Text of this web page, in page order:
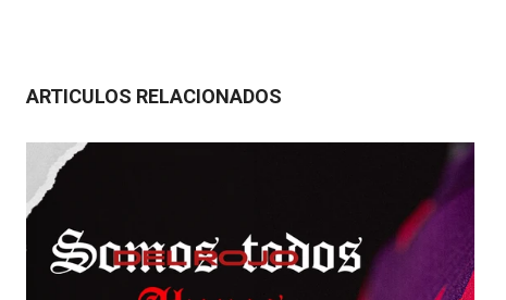
ARTICULOS RELACIONADOS